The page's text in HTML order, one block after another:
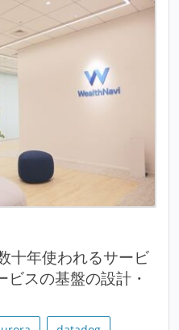
十年使われるサービ
スの基盤の設計・